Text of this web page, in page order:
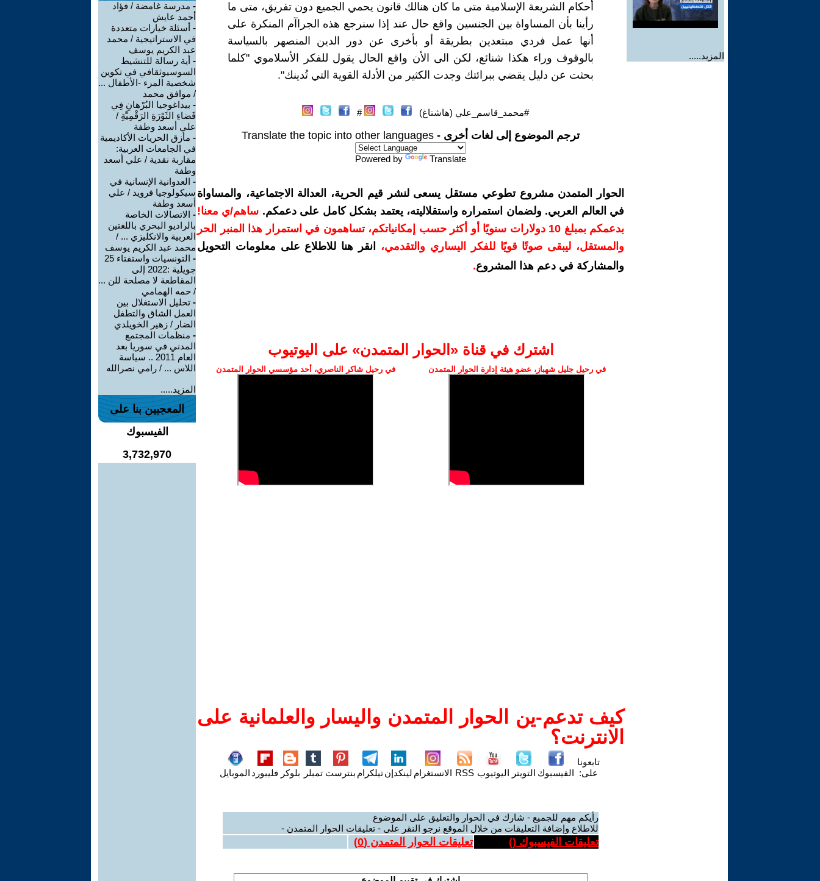
المزيد.....
أحكام الشريعة الإسلامية متى ما كان هنالك قانون يحمي الجميع دون تفريق، متى ما
رأينا بأن المساواة بين الجنسين واقع حال عند إذا سنرجع هذه الجراآم المنكرة على
أنها عمل فردي مبتعدين بطريقة أو بأخرى عن دور الدين المنصهر بالسياسة
بالوقوف وراء هكذا شنائع، لكن الى الأن واقع الحال يقول للفكر الأسلاموي "كلما
بحثت عن دليل يقضي ببرائتك وجدت الكثير من الأدلة القوية التي تُدينك".
#محمد_قاسم_علي (هاشتاغ) #
ترجم الموضوع إلى لغات أخرى - Translate the topic into other languages
Powered by Translate
الحوار المتمدن مشروع تطوعي مستقل يسعى لنشر قيم الحرية، العدالة الاجتماعية، والمساواة
في العالم العربي. ولضمان استمراره واستقلاليته، يعتمد بشكل كامل على دعمكم. ساهم/ي معنا!
بدعمكم بمبلغ 10 دولارات سنويًا أو أكثر حسب إمكانياتكم، تساهمون في استمرار هذا المنبر الحر
والمستقل، ليبقى صوتًا قويًا للفكر اليساري والتقدمي،
انقر هنا للاطلاع على معلومات التحويل
والمشاركة في دعم هذا المشروع.
اشترك في قناة ‫«الحوار المتمدن» على اليوتيوب
في رحيل جليل شهباز، عضو هيئة إدارة الحوار المتمدن في رحيل شاكر الناصري، أحد مؤسسي الحوار المتمدن
كيف تدعم-ين الحوار المتمدن واليسار والعلمانية على
الانترنت؟
تابعونا
على: الفيسبوك التويتر اليوتيوب RSS الانستغرام لينكدإنتيلكرام بنترست تمبلر بلوكر فليبورد الموبايل
رأيكم مهم للجميع - شارك في الحوار والتعليق على الموضوع
للاطلاع وإضافة التعليقات من خلال الموقع نرجو النقر على - تعليقات الحوار المتمدن -
تعليقات الفيسبوك () تعليقات الحوار المتمدن (0
)
- مدرسة غامضة / فؤاد
أحمد عايش
- أسئلة خيارات متعددة
في الاستراتيجية / محمد
عبد الكريم يوسف
- أية رسالة للتنشيط
السوسيوثقافي في تكوين
شخصية المرء -الأطفال ...
/ موافق محمد
- بيداغوجيا البُرْهانِ فِي
فَضاءِ الثَوْرَةِ الرَقْمِيَّةِ /
علي أسعد وطفة
- مأزق الحريات الأكاديمية
في الجامعات العربية:
مقاربة نقدية / علي أسعد
وطفة
- العدوانية الإنسانية في
سيكولوجيا فرويد / علي
أسعد وطفة
- الاتصالات الخاصة
بالراديو البحري باللغتين
العربية والانكليزي ... /
محمد عبد الكريم يوسف
-
التونسيات واستفتاء 25
جويلية :2022 إلى
المقاطعة لا مصلحة للن ...
/ حمه الهمامي
- تحليل الاستغلال بين
العمل الشاق والتطفل
الضار / زهير الخويلدي
- منظمات المجتمع
المدني في سوريا بعد
العام 2011 .. سياسة
اللاس ... / رامي نصرالله
المزيد.....
المعجبين بنا على
الفيسبوك
3,732,970